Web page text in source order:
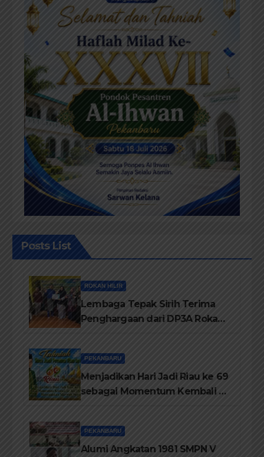
Posts List
ROKAN HILIR
Lembaga Tepak Sirih Terima
Penghargaan dari DP3A Rokan
PEKANBARU
Menjadikan Hari Jadi Riau ke 69
sebagai Momentum Kembali ke
PEKANBARU
Alumi Angkatan 1981 SMPN V